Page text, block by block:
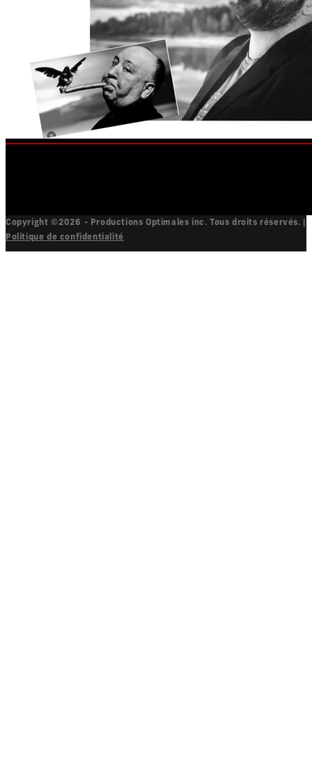
Copyright ©2026 - Productions Optimales inc. Tous droits réservés. |
Politique de confidentialité